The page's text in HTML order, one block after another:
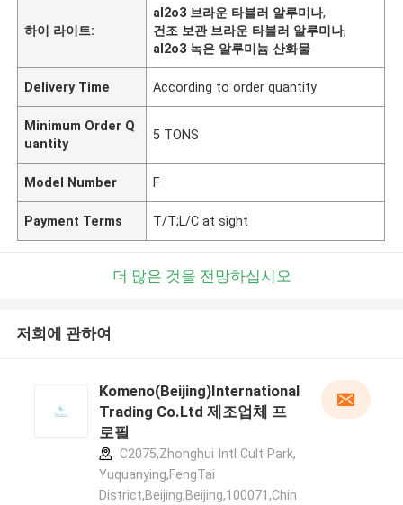
하이 라이트:
al2o3 브라운 타블러 알루미나,
건조 보관 브라운 타블러 알루미나,
al2o3 녹은 알루미늄 산화물
Delivery Time According to order quantity
Minimum Order Q
uantity
5 TONS
Model Number F
Payment Terms T/T;L/C at sight
더 많은 것을 전망하십시오
저희에 관하여
Komeno(Beijing)International
Trading Co.Ltd 제조업체 프
로필
C2075,Zhonghui Intl Cult Park,
Yuquanying,FengTai
District,Beijing,Beijing,100071,Chin